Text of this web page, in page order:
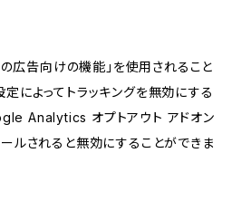
広告向けの機能」を使用されること
によってトラッキングを無効にする
Analytics オプトアウト アドオン
ルされると無効にすることができま